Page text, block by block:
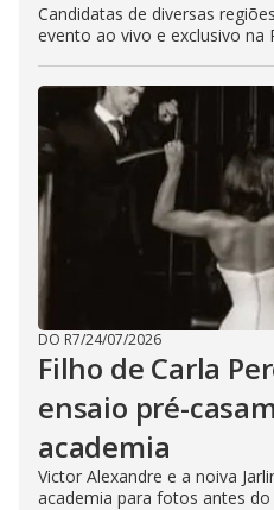
Candidatas de diversas
evento ao vivo e exclusivo na
DO R7/24/07/2026
Filho de Carla
ensaio pré-
academia
Victor Alexandre e a noiva
academia para fotos antes